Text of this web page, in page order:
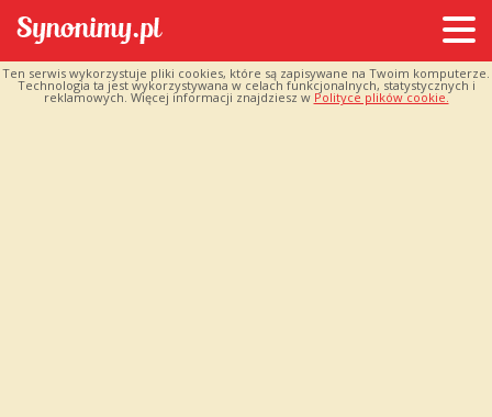
Ten serwis wykorzystuje pliki cookies, które są zapisywane na Twoim komputerze.
Technologia ta jest wykorzystywana w celach funkcjonalnych, statystycznych i
reklamowych. Więcej informacji znajdziesz w Polityce plików cookie.